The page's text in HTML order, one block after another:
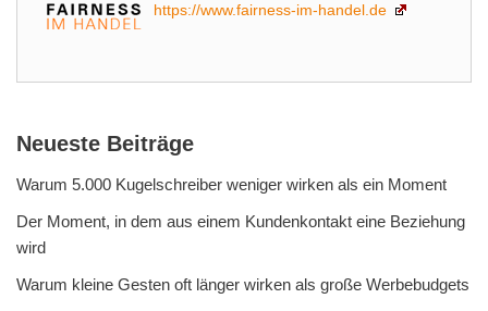
https://www.fairness-im-handel.de
Neueste Beiträge
Warum 5.000 Kugelschreiber weniger wirken als ein Moment
Der Moment, in dem aus einem Kundenkontakt eine Beziehung
wird
Warum kleine Gesten oft länger wirken als große Werbebudgets